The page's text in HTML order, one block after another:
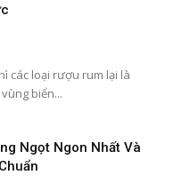
các loại rượu rum lại là
biển...
Ngọt Ngon Nhất Và